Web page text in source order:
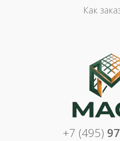
Как
+7 (495)